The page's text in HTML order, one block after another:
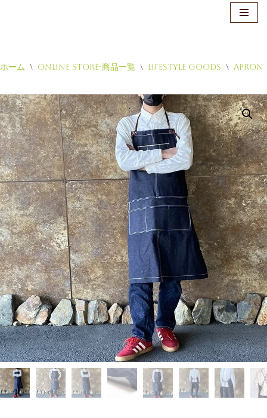
ン
テ
ン
ツ
へ
ス
キ
ッ
プ
ホーム \ Online Store-商品一覧 \ Lifestyle Goods \ Apron